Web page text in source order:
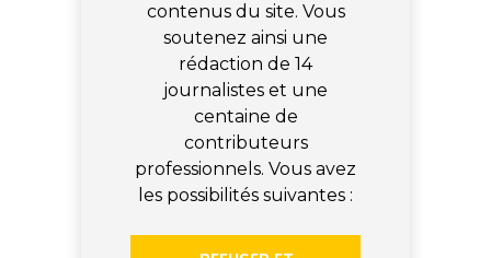
contenus du site. Vous
soutenez ainsi une
rédaction de 14
journalistes et une
centaine de
contributeurs
professionnels. Vous avez
les possibilités suivantes :